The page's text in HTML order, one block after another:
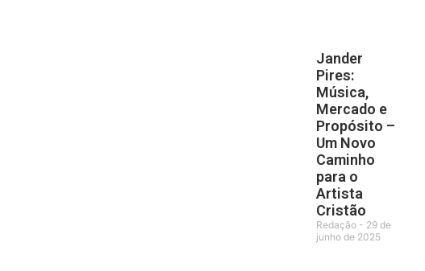
Jander
Pires:
Música,
Mercado e
Propósito –
Um Novo
Caminho
para o
Artista
Cristão
Redação
29 de
junho de 2025